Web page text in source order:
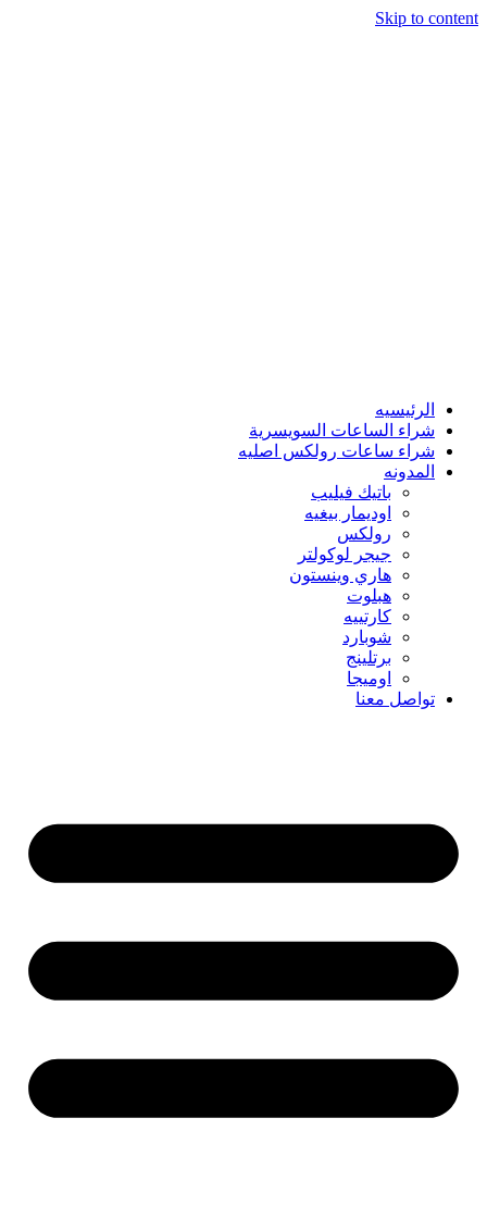
Skip to content
الرئيسيه
شراء الساعات السويسرية
شراء ساعات رولكس اصليه
المدونه
باتيك فيليب
اوديمار بيغيه
رولكس
جيجر لوكولتر
هاري وينستون
هبلوت
كارتييه
شوبارد
برتلينج
اوميجا
تواصل معنا